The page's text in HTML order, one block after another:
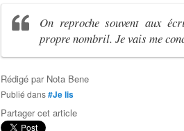
On reproche souvent aux
propre nombril. Je vais me
Rédigé par Nota Bene
Publié dans#Je lis
Partager cet article